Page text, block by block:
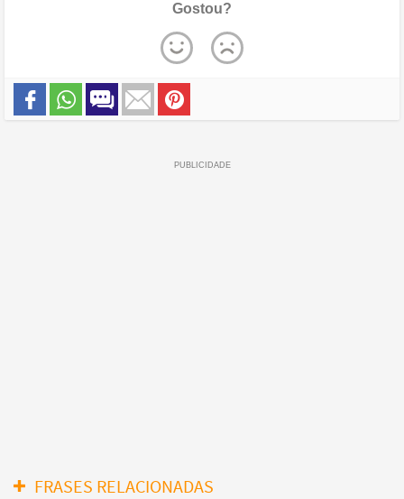
Gostou?
FRASES RELACIONADAS